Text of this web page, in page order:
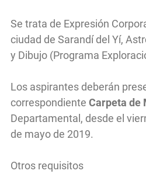
Se trata de Expresión
ciudad de Sarandí del Yí,
y Dibujo (Programa
Los aspirantes deberán
correspondiente Carpeta de
Departamental, desde el
de mayo de 2019.
Otros requisitos